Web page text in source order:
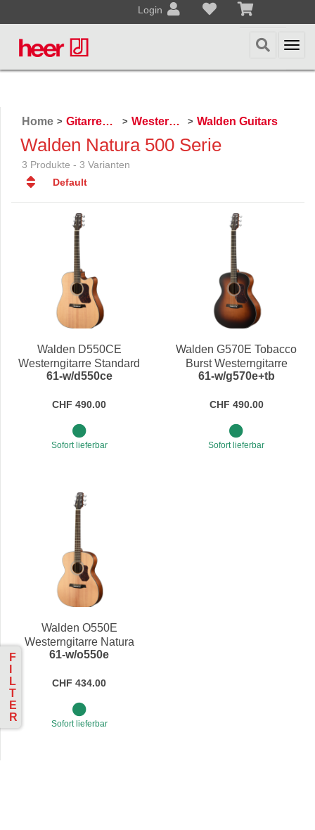
Login
F
L
T
E
R
Home > Gitarren / Zupfinstrumente > Westerngitarren > Walden Guitars
Walden Natura 500 Serie
3 Produkte - 3 Varianten
Default
Default
Datum
Datum
Name
Name
Preis
Preis
Walden D550CE
Westerngitarre Standard
Fichte/Mahagoni
61-w/d550ce
CHF 490.00
Sofort lieferbar
Walden G570E Tobacco
Burst Westerngitarre
Natura Zeder/Mahagoni
61-w/g570e+tb
CHF 490.00
Sofort lieferbar
Walden O550E
Westerngitarre Natura
Fichte/Mahagoni
61-w/o550e
CHF 434.00
Sofort lieferbar